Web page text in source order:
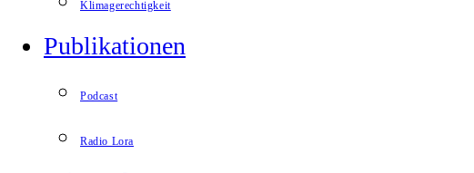
Klimagerechtigkeit
Publikationen
Podcast
Radio Lora